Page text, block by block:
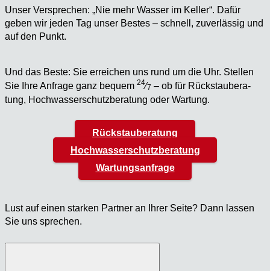
Unser Ver­spre­chen: „Nie mehr Was­ser im Kel­ler“. Dafür
geben wir jeden Tag unser Bes­tes – schnell, zuver­läs­sig und
auf den Punkt.
Und das Bes­te: Sie errei­chen uns rund um die Uhr. Stel­len
Sie Ihre Anfra­ge ganz bequem 24⁄7 – ob für Rück­stau­be­ra­
tung, Hoch­was­ser­schutz­be­ra­tung oder War­tung.
Rückstauberatung
Hochwasserschutzberatung
Wartungsanfrage
Lust auf einen star­ken Part­ner an Ihrer Sei­te? Dann las­sen
Sie uns spre­chen.